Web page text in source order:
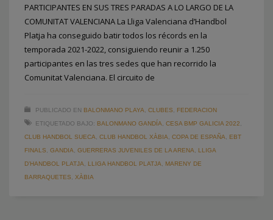
PARTICIPANTES EN SUS TRES PARADAS A LO LARGO DE LA
COMUNITAT VALENCIANA La Lliga Valenciana d’Handbol
Platja ha conseguido batir todos los récords en la
temporada 2021-2022, consiguiendo reunir a 1.250
participantes en las tres sedes que han recorrido la
Comunitat Valenciana. El circuito de
PUBLICADO EN BALONMANO PLAYA CLUBES
FEDERACION
ETIQUETADO BAJO: BALONMANO GANDÍA CESA BMP GALICIA 2022
CLUB HANDBOL SUECA
CLUB HANDBOL XÀBIA COPA DE ESPAÑA
EBT
FINALS
GANDIA GUERRERAS JUVENILES DE LA ARENA
LLIGA
D’HANDBOL PLATJA
LLIGA HANDBOL PLATJA
MARENY DE
BARRAQUETES
XÀBIA